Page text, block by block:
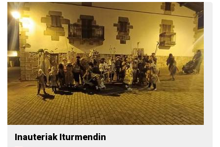
Inauteriak Iturmendin